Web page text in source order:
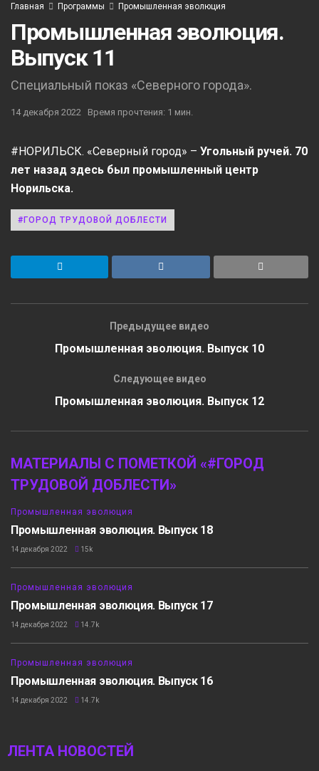
Главная Программы Промышленная эволюция
Промышленная эволюция.
Выпуск 11
Специальный показ «Северного города».
14 декабря 2022 Время прочтения: 1 мин.
#НОРИЛЬСК. «Северный город» – Угольный ручей. 70
лет назад здесь был промышленный центр
Норильска.
#ГОРОД ТРУДОВОЙ ДОБЛЕСТИ
Предыдущее видео
Промышленная эволюция. Выпуск 10
Следующее видео
Промышленная эволюция. Выпуск 12
МАТЕРИАЛЫ С ПОМЕТКОЙ «#ГОРОД
ТРУДОВОЙ ДОБЛЕСТИ»
Промышленная эволюция
Промышленная эволюция. Выпуск 18
14 декабря 2022 15k
18:42
Промышленная эволюция
Промышленная эволюция. Выпуск 17
14 декабря 2022 14.7k
20:44
Промышленная эволюция
Промышленная эволюция. Выпуск 16
14 декабря 2022 14.7k
ЛЕНТА НОВОСТЕЙ